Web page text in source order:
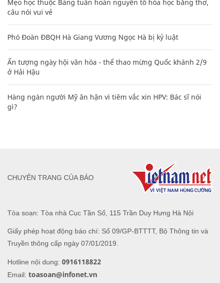
Mẹo học thuộc Bảng tuần hoàn nguyên tố hóa học bằng thơ,
câu nói vui vẻ
Phó Đoàn ĐBQH Hà Giang Vương Ngọc Hà bị kỷ luật
Ấn tượng ngày hội văn hóa - thể thao mừng Quốc khánh 2/9
ở Hải Hậu
Hàng ngàn người Mỹ ân hận vì tiêm vắc xin HPV: Bác sĩ nói
gì?
Tòa soạn: Tòa nhà Cục Tần Số, 115 Trần Duy Hưng Hà Nội
Giấy phép hoạt động báo chí: Số 09/GP-BTTTT, Bộ Thông tin và
Truyền thông cấp ngày 07/01/2019.
Hotline nội dung: 0916118822
Email: toasoan@infonet.vn
CHUYÊN TRANG CỦA BÁO